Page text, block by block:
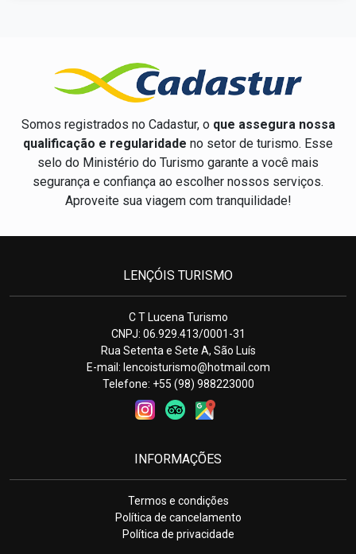
Somos registrados no Cadastur, o que assegura nossa
qualificação e regularidade no setor de turismo. Esse
selo do Ministério do Turismo garante a você mais
segurança e confiança ao escolher nossos serviços.
Aproveite sua viagem com tranquilidade!
LENÇÓIS TURISMO
C T Lucena Turismo
CNPJ: 06.929.413/0001-31
Rua Setenta e Sete A, São Luís
E-mail: lencoisturismo@hotmail.com
Telefone: +55 (98) 988223000
INFORMAÇÕES
Termos e condições
Política de cancelamento
Política de privacidade